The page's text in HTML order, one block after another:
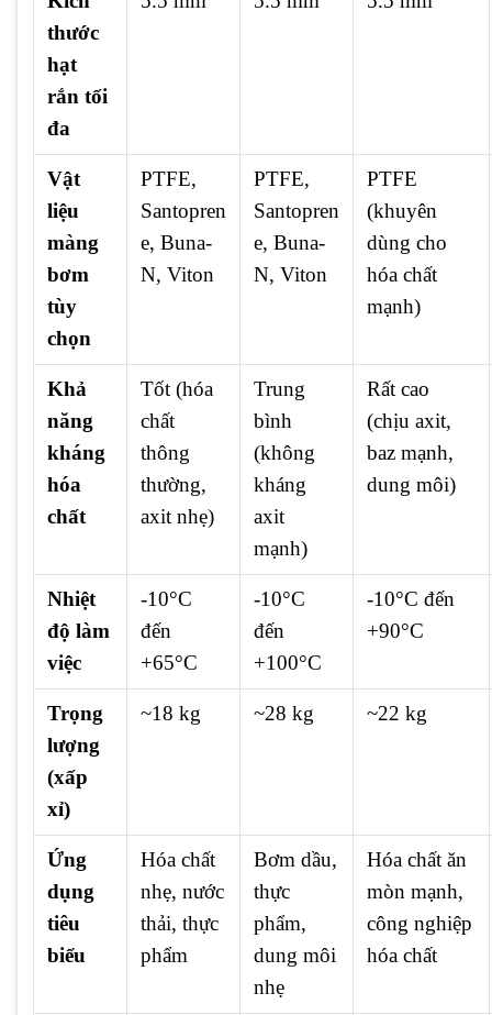
thước
hạt
rắn tối
đa
Vật
liệu
màng
bơm
tùy
chọn
PTFE,
Santopren
e, Buna-
N, Viton
PTFE,
Santopren
e, Buna-
N, Viton
PTFE
(khuyên
dùng cho
hóa chất
mạnh)
Khả
năng
kháng
hóa
chất
Tốt (hóa
chất
thông
thường,
axit nhẹ)
Trung
bình
(không
kháng
axit
mạnh)
Rất cao
(chịu axit,
baz mạnh,
dung môi)
Nhiệt
độ làm
việc
-10°C
đến
+65°C
-10°C
đến
+100°C
-10°C đến
+90°C
Trọng
lượng
(xấp
xỉ)
~18 kg ~28 kg ~22 kg
Ứng
dụng
tiêu
biểu
Hóa chất
nhẹ, nước
thải, thực
phẩm
Bơm dầu,
thực
phẩm,
dung môi
nhẹ
Hóa chất ăn
mòn mạnh,
công nghiệp
hóa chất